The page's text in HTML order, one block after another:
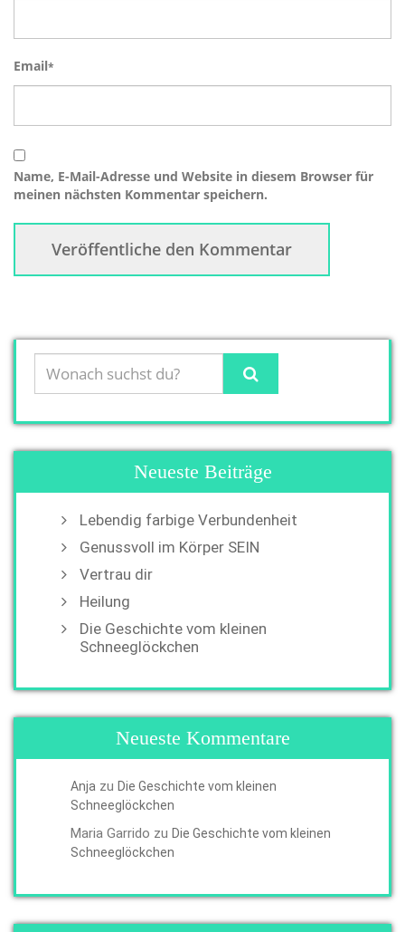
Email*
Name, E-Mail-Adresse und Website in diesem Browser für
meinen nächsten Kommentar speichern.
Neueste Beiträge
Lebendig farbige Verbundenheit
Genussvoll im Körper SEIN
Vertrau dir
Heilung
Die Geschichte vom kleinen
Schneeglöckchen
Neueste Kommentare
Anja zu Die Geschichte vom kleinen
Schneeglöckchen
Maria Garrido zu Die Geschichte vom kleinen
Schneeglöckchen